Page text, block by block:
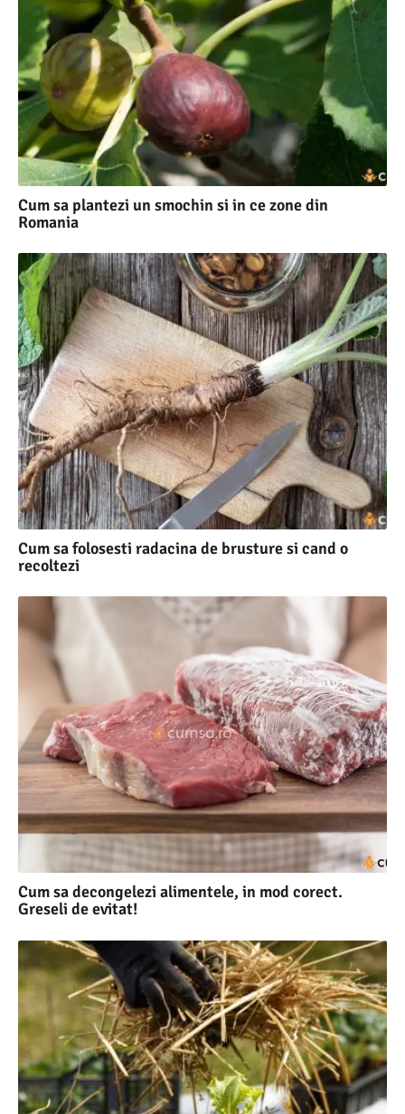
Cum sa plantezi un smochin si in ce zone din
Romania
Cum sa folosesti radacina de brusture si cand o
recoltezi
Cum sa decongelezi alimentele, in mod corect.
Greseli de evitat!